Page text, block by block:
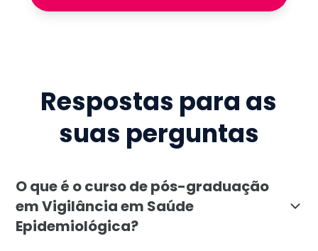
Respostas para as
suas perguntas
O que é o curso de pós-graduação
em Vigilância em Saúde
Epidemiológica?